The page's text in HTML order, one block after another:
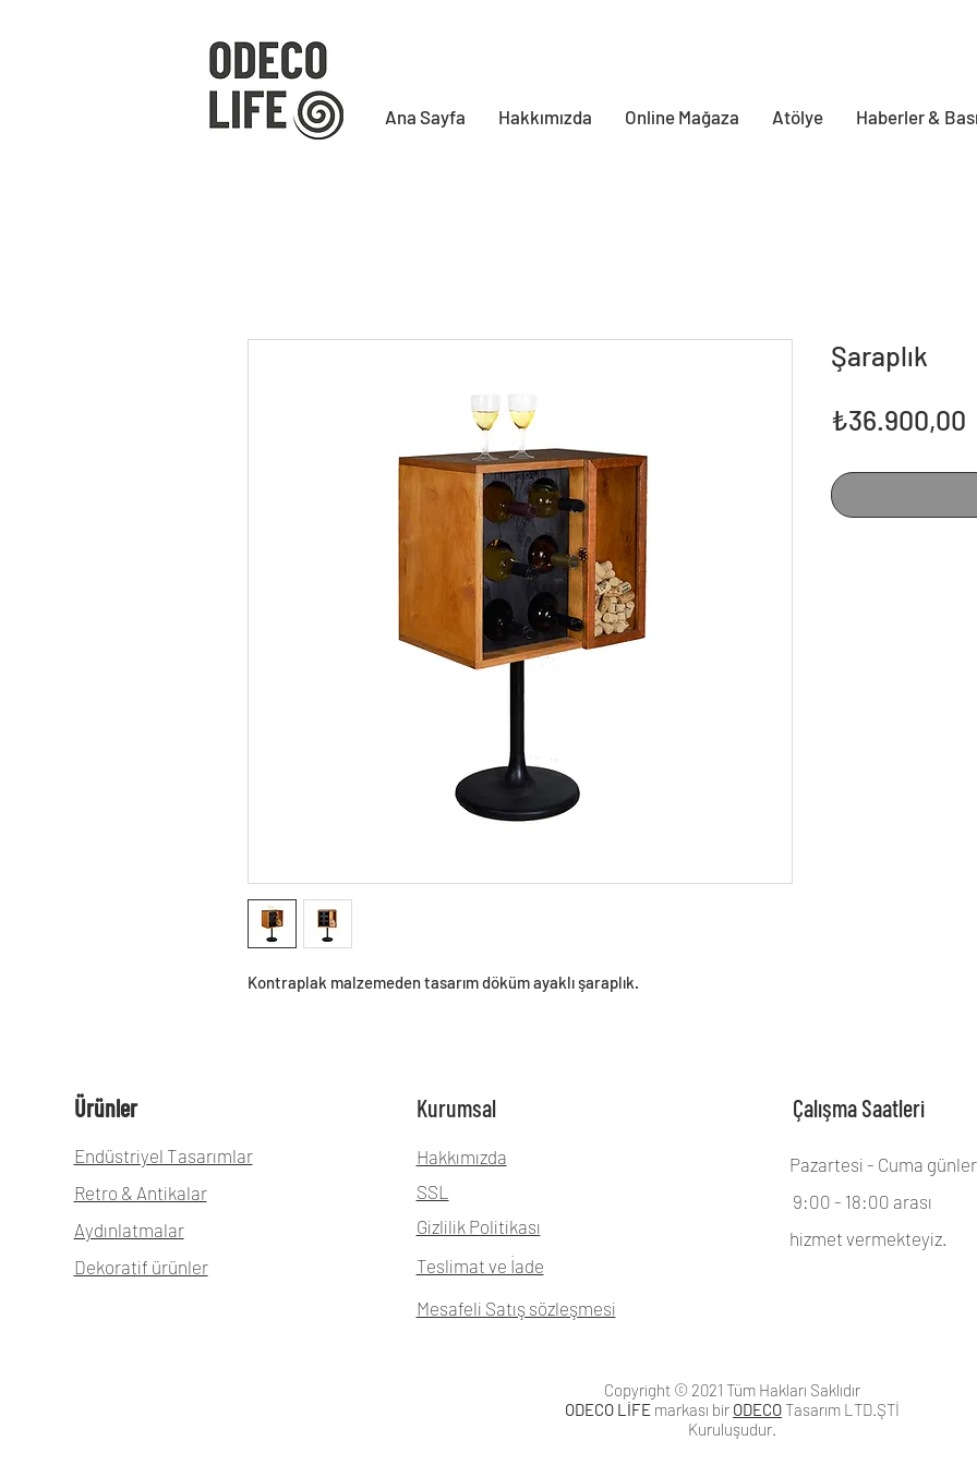
Ana Sayfa Hakkımızda Online Mağaza Atölye Haberler &
Kontraplak malzemeden tasarım döküm ayaklı şaraplık.
Şaraplık
₺36.900,00
Ürünler
Endüstriyel Tasarımlar
Retro & Antikalar
Aydınlatmalar
Dekoratif ürünler
Kurumsal
Hakkımızda
SSL
Gizlilik Politikası
Teslimat ve İade
Mesafeli Satış sözleşmesi
Çalışma Saatleri
Pazartesi - Cuma
9:00 - 18:00 arası
hizmet vermekteyiz.
Copyright © 2021 Tüm Hakları Saklıdır
ODECO LİFE markası bir ODECOTasarım LTD.ŞTİ
Kuruluşudur.